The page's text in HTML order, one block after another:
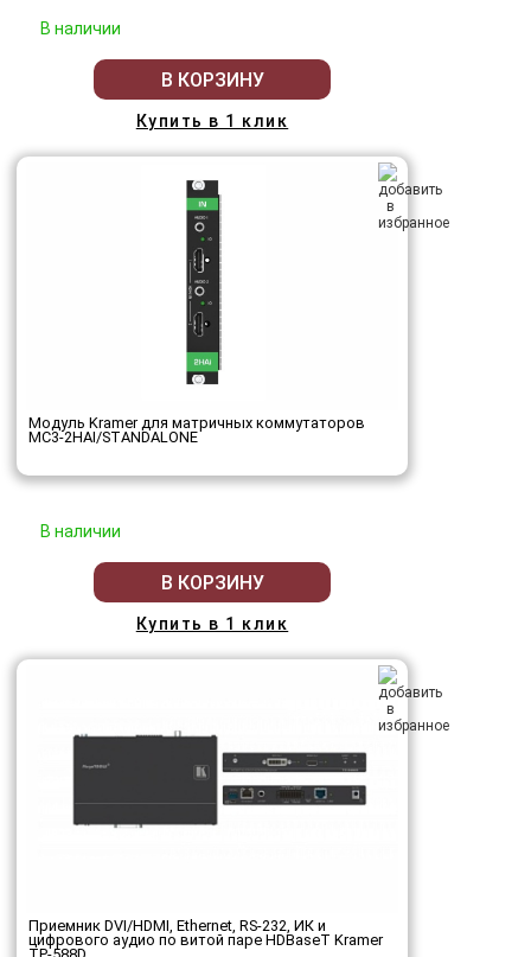
В наличии
В КОРЗИНУ
Купить в 1 клик
Модуль Kramer для матричных коммутаторов
MC3-2HAI/STANDALONE
В наличии
В КОРЗИНУ
Купить в 1 клик
Приемник DVI/HDMI, Ethernet, RS-232, ИК и
цифрового аудио по витой паре HDBaseT Kramer